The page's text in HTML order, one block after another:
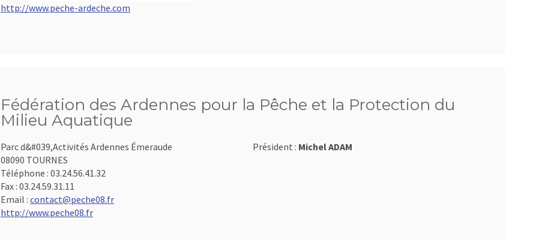
http://www.peche-ardeche.com
Fédération des Ardennes pour la Pêche et la Protection du
Milieu Aquatique
Parc d&#039,Activités Ardennes Émeraude
08090 TOURNES
Téléphone : 03.24.56.41.32
Fax : 03.24.59.31.11
Email : contact@peche08.fr
http://www.peche08.fr
Président : Michel ADAM